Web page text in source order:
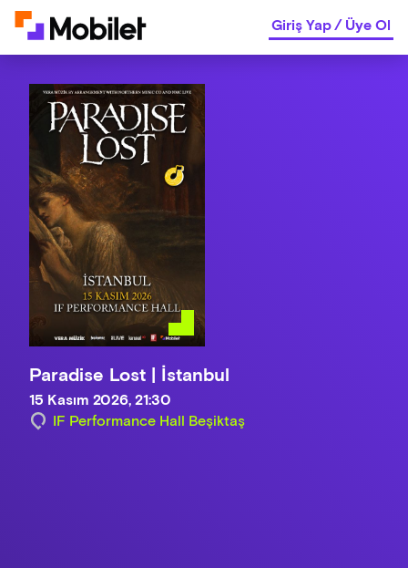
Giriş Yap/Üye Ol
Paradise Lost | İstanbul
15 Kasım 2026, 21:30
IF Performance Hall Beşiktaş